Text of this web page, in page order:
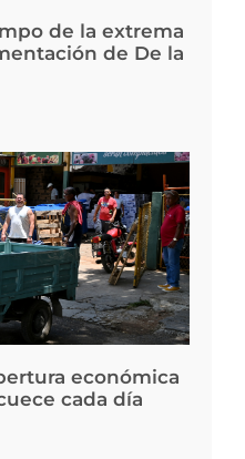
de la extrema
de De la
económica
cada día